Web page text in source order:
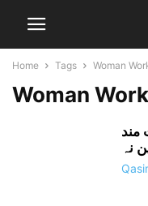
Home Tags Woman
Woman
مند